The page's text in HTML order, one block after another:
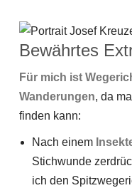
Bewährtes
Für mich ist
Wanderungen, da
finden kann:
Nach einem
Stichwunde
ich den